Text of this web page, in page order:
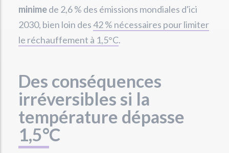
minimede 2,6 % des émissions mondiales d'ici
2030, bien loin des42 % nécessaires pour limiter
le réchauffement à 1,5°C.
Des conséquences
irréversibles si la
température dépasse
1,5°C